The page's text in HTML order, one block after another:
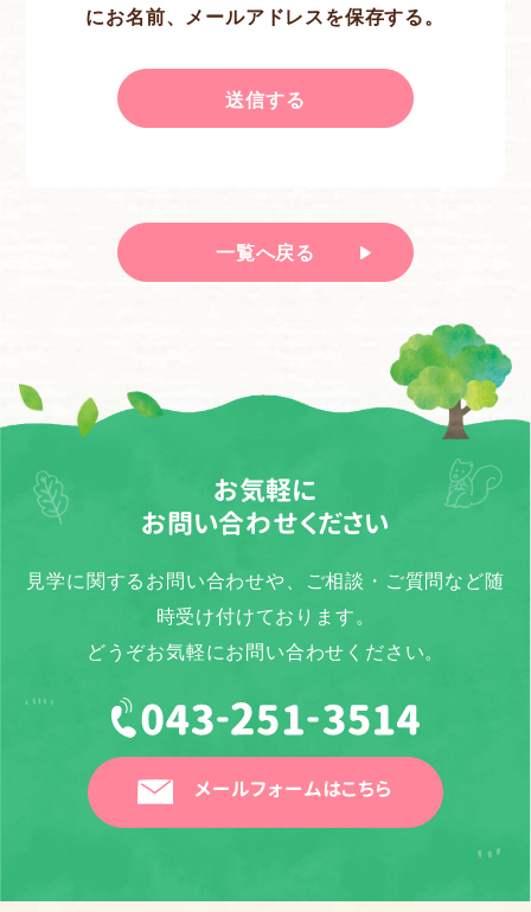
にお名前、メールアドレスを保存する。
一覧へ戻る
お気軽に
お問い合わせください
見学に関するお問い合わせや、ご相談・ご質問など随
時受け付けております。
どうぞお気軽にお問い合わせください。
メールフォームはこちら